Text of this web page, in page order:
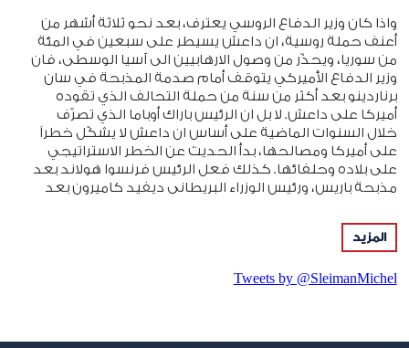
واذا كان وزير الدفاع الروسي يعترف، بعد نحو ثلاثة أشهر من
أعنف حملة روسية، ان داعش يسيطر على سبعين في المئة
من سوريا، ويحذّر من وصول الارهابيين الى آسيا الوسطى، فان
وزير الدفاع الأميركي يتوقف أمام صدمة المذبحة في سان
برناردينو بعد أكثر من سنة من حملة التحالف الذي تقوده
أميركا على داعش. لا بل ان الرئيس باراك أوباما الذي تصرّف
خلال السنوات الماضية على أساس ان داعش لا يشكّل خطراً
على أميركا ومصالحها، بدأ الحديث عن الخطر الاستراتيجي
على بلاده وحلفائها. كذلك فعل الرئيس فرنسوا هولاند بعد
مذبحة باريس، ورئيس الوزراء البريطاني ديفيد كاميرون بعد
والواقع ان كل الذين لعبوا ورقة توظيف داعش في خدمة
يكتشفون مدى الخطأ في القراءة. لا فقط بالنسبة الى القوة
المزيد
Tweets by @SleimanMichel